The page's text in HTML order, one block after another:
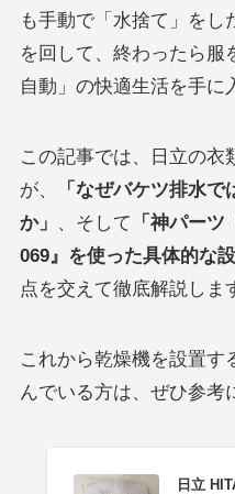
も手動で「水捨て」を
を回して、終わったら服
自動」の快適生活を手に
この記事では、日立の衣
が、
「なぜバケツ排水
か」 、そして
「神パー
069』を使った具体的な設
点を交えて徹底解説しま
これから乾燥機を設置す
んでいる方は、ぜひ参考
日立